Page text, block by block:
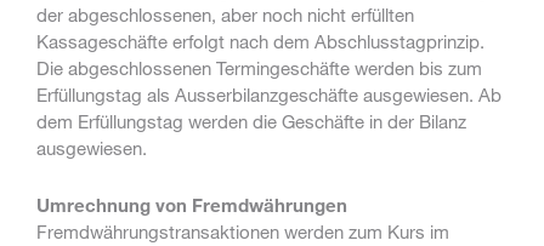
der abgeschlossenen, aber noch nicht erfüllten
Kassageschäfte erfolgt nach dem Abschlusstagprinzip.
Die abgeschlossenen Termingeschäfte werden bis zum
Erfüllungstag als Ausserbilanzgeschäfte ausgewiesen. Ab
dem Erfüllungstag werden die Geschäfte in der Bilanz
ausgewiesen.
Umrechnung von Fremdwährungen
Fremdwährungstransaktionen werden zum Kurs im